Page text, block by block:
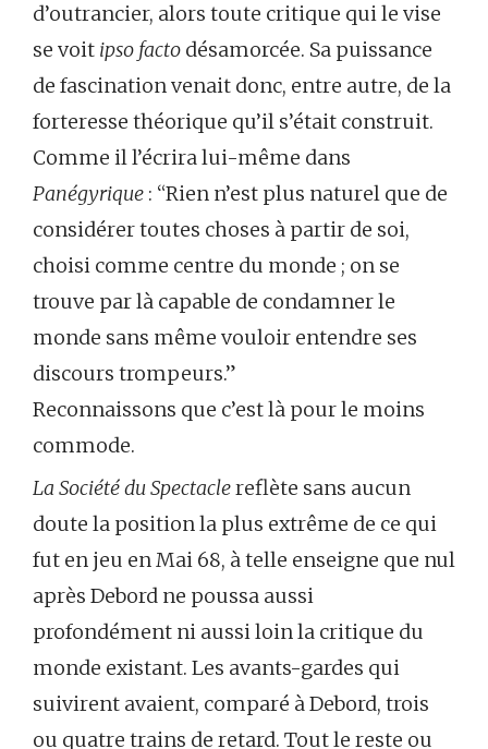
d’outrancier, alors toute critique qui le vise
se voit ipso facto désamorcée. Sa puissance
de fascination venait donc, entre autre, de la
forteresse théorique qu’il s’était construit.
Comme il l’écrira lui-même dans
Panégyrique : “Rien n’est plus naturel que de
considérer toutes choses à partir de soi,
choisi comme centre du monde ; on se
trouve par là capable de condamner le
monde sans même vouloir entendre ses
discours trompeurs.”
Reconnaissons que c’est là pour le moins
commode.
La Société du Spectaclereflète sans aucun
doute la position la plus extrême de ce qui
fut en jeu en Mai 68, à telle enseigne que nul
après Debord ne poussa aussi
profondément ni aussi loin la critique du
monde existant. Les avants-gardes qui
suivirent avaient, comparé à Debord, trois
ou quatre trains de retard. Tout le reste ou